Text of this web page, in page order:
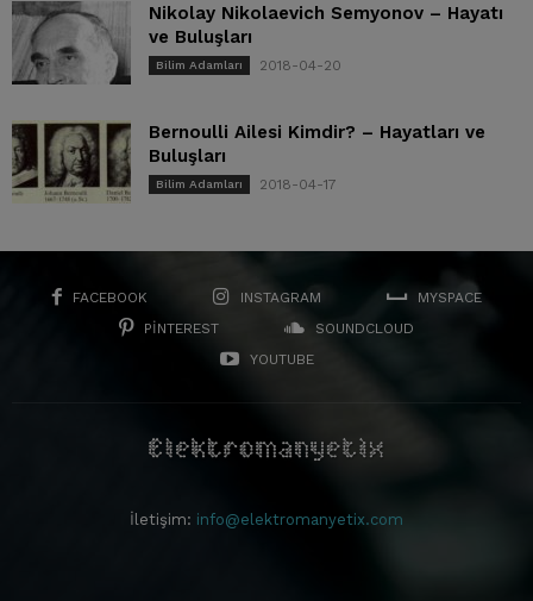
Nikolay Nikolaevich Semyonov – Hayatı
ve Buluşları
Bilim Adamları 2018-04-20
Bernoulli Ailesi Kimdir? – Hayatları ve
Buluşları
Bilim Adamları 2018-04-17
FACEBOOK INSTAGRAM
MYSPACE
PINTEREST
SOUNDCLOUD
YOUTUBE
İletişim: info@elektromanyetix.com